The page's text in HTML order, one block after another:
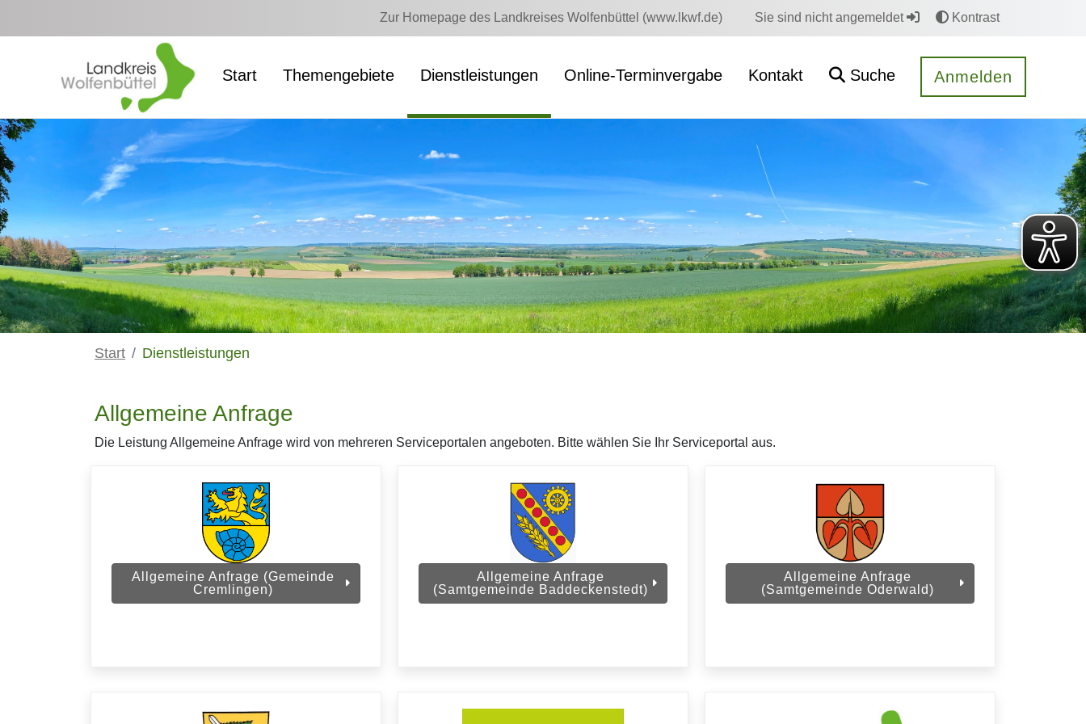
Zur Homepage des Landkreises Wolfenbüttel (www.lkwf.de) Sie sind nicht angemeldet Kontrast
Start Themengebiete Dienstleistungen Online-Terminvergabe Kontakt Suche Anmelden
Start Dienstleistungen
Allgemeine Anfrage
Die Leistung Allgemeine Anfrage wird von mehreren Serviceportalen angeboten. Bitte wählen Sie Ihr Serviceportal aus.
Allgemeine Anfrage (Gemeinde
Cremlingen)
Allgemeine Anfrage
(Samtgemeinde Baddeckenstedt)
Allgemeine Anfrage
(Samtgemeinde Oderwald)